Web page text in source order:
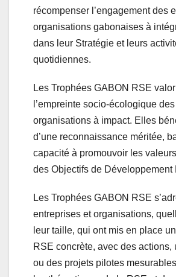
récompenser l’engagement des
organisations gabonaises à
dans leur Stratégie et leurs
quotidiennes.
Les Trophées GABON RSE
l’empreinte socio-écologique
organisations à impact. Elles
d’une reconnaissance méritée,
capacité à promouvoir les
des Objectifs de Développement
Les Trophées GABON RSE
entreprises et organisations,
leur taille, qui ont mis en place
RSE concrète, avec des actions,
ou des projets pilotes